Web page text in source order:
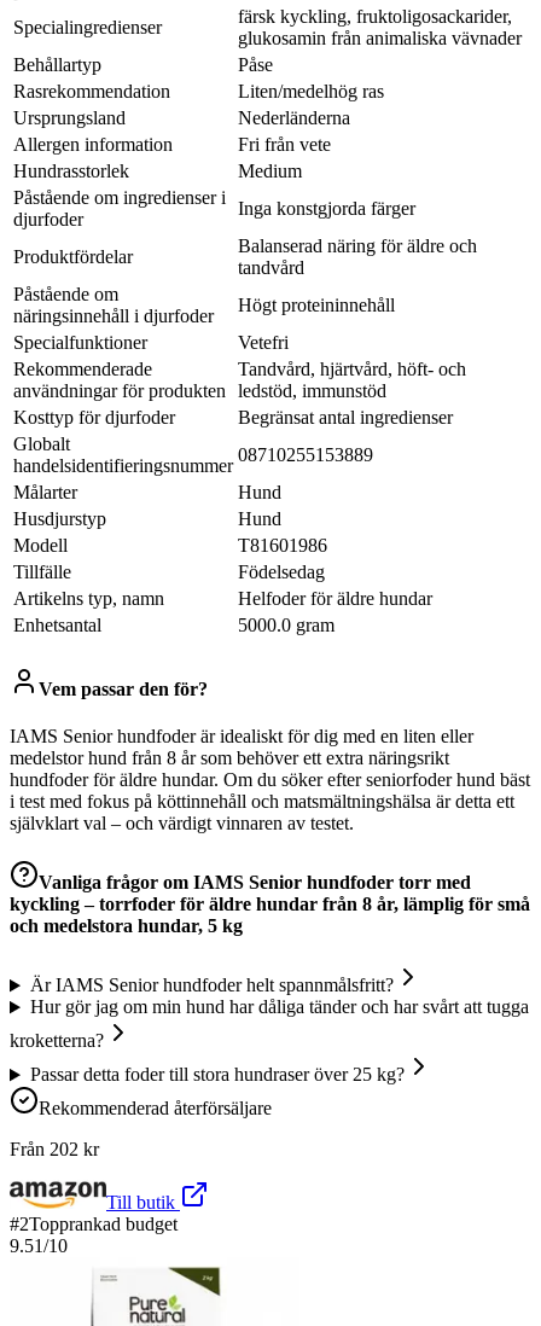
Specialingredienser
färsk kyckling, fruktoligosackarider,
glukosamin från animaliska vävnader
Behållartyp
Påse
Rasrekommendation
Liten/medelhög ras
Ursprungsland
Nederländerna
Allergen information
Fri från vete
Hundrasstorlek
Medium
Påstående om ingredienser i
djurfoder
Inga konstgjorda färger
Produktfördelar
Balanserad näring för äldre och
tandvård
Påstående om
näringsinnehåll i djurfoder
Högt proteininnehåll
Specialfunktioner
Vetefri
Rekommenderade
användningar för produkten
Tandvård, hjärtvård, höft- och
ledstöd, immunstöd
Kosttyp för djurfoder
Begränsat antal ingredienser
Globalt
handelsidentifieringsnummer
08710255153889
Målarter
Hund
Husdjurstyp
Hund
Modell
T81601986
Tillfälle
Födelsedag
Artikelns typ, namn
Helfoder för äldre hundar
Enhetsantal
5000.0 gram
Vem passar den för?
IAMS Senior hundfoder är idealiskt för dig med en liten eller
medelstor hund från 8 år som behöver ett extra näringsrikt
hundfoder för äldre hundar. Om du söker efter seniorfoder hund bäst
i test med fokus på köttinnehåll och matsmältningshälsa är detta ett
självklart val – och värdigt vinnaren av testet.
Vanliga frågor om IAMS Senior hundfoder torr med
kyckling – torrfoder för äldre hundar från 8 år, lämplig för små
och medelstora hundar, 5 kg
Är IAMS Senior hundfoder helt spannmålsfritt?
Hur gör jag om min hund har dåliga tänder och har svårt att tugga
kroketterna?
Passar detta foder till stora hundraser över 25 kg?
Rekommenderad återförsäljare
Från 202 kr
Till butik
#2Topprankad budget
9.51/10